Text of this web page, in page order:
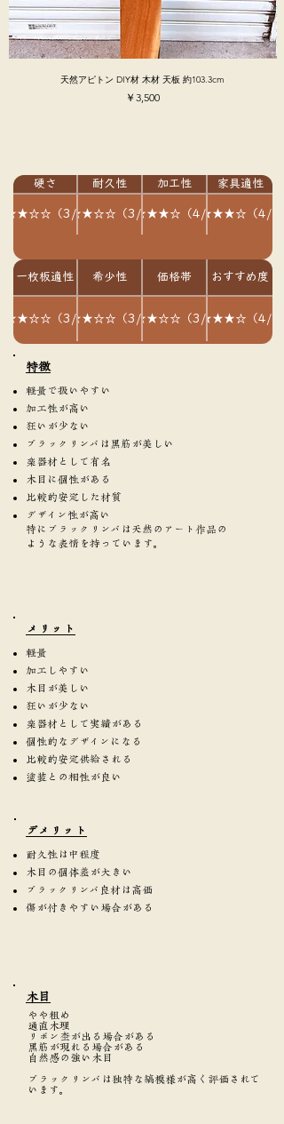
天然アピトン DIY材 木材 天板 約103.3cm
価格
￥3,500
硬さ 耐久性 加工性 家具適性
（3/5）
★★★☆☆（3/5）★★★★☆（4/5）★★★★☆（4/5
一枚板適性 希少性 価格帯 おすすめ度
（3/5）
★★★☆☆（3/5）★★★☆☆（3/5）★★★★☆（4/5
​特徴
軽量で扱いやすい
加工性が高い
狂いが少ない
ブラックリンバは黒筋が美しい
楽器材として有名
木目に個性がある
比較的安定した材質
デザイン性が高い
特にブラックリンバは天然のアート作品の
ような表情を持っています。
​メリット
軽量
加工しやすい
木目が美しい
狂いが少ない
楽器材として実績がある
個性的なデザインになる
比較的安定供給される
塗装との相性が良い
​デメリット
耐久性は中程度
木目の個体差が大きい
ブラックリンバ良材は高価
傷が付きやすい場合がある
​木目
やや粗め
通直木理
リボン杢が出る場合がある
黒筋が現れる場合がある
自然感の強い木目
ブラックリンバは独特な縞模様が高く評価されて
います。